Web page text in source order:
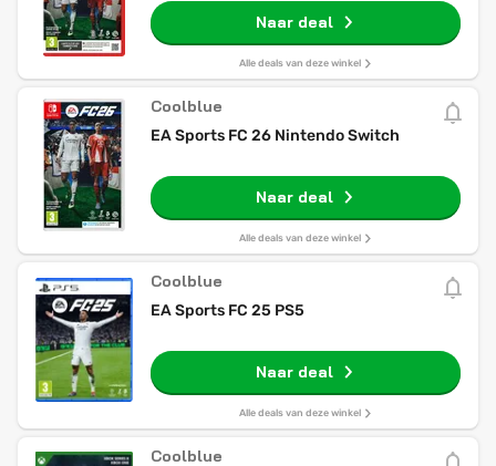
Naar deal
Alle deals van deze winkel
Coolblue
EA Sports FC 26 Nintendo Switch
Naar deal
Alle deals van deze winkel
Coolblue
EA Sports FC 25 PS5
Naar deal
Alle deals van deze winkel
Coolblue